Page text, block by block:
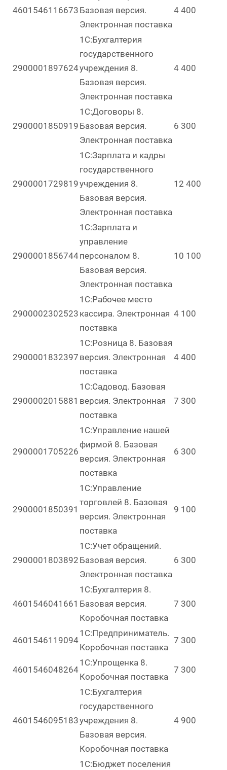
4601546116673 Базовая версия.
Электронная поставка
4 400
2900001897624
1С:Бухгалтерия
государственного
учреждения 8.
Базовая версия.
Электронная поставка
4 400
2900001850919
1С:Договоры 8.
Базовая версия.
Электронная поставка
6 300
2900001729819
1С:Зарплата и кадры
государственного
учреждения 8.
Базовая версия.
Электронная поставка
12 400
2900001856744
1С:Зарплата и
управление
персоналом 8.
Базовая версия.
Электронная поставка
10 100
2900002302523
1С:Рабочее место
кассира. Электронная
поставка
4 100
2900001832397
1С:Розница 8. Базовая
версия. Электронная
поставка
4 400
2900002015881
1С:Садовод. Базовая
версия. Электронная
поставка
7 300
2900001705226
1С:Управление нашей
фирмой 8. Базовая
версия. Электронная
поставка
6 300
2900001850391
1С:Управление
торговлей 8. Базовая
версия. Электронная
поставка
9 100
2900001803892
1С:Учет обращений.
Базовая версия.
Электронная поставка
6 300
4601546041661
1С:Бухгалтерия 8.
Базовая версия.
Коробочная поставка
7 300
4601546119094
1С:Предприниматель.
Коробочная поставка
7 300
4601546048264
1С:Упрощенка 8.
Коробочная поставка
7 300
4601546095183
1С:Бухгалтерия
государственного
учреждения 8.
Базовая версия.
Коробочная поставка
4 900
1С:Бюджет поселения